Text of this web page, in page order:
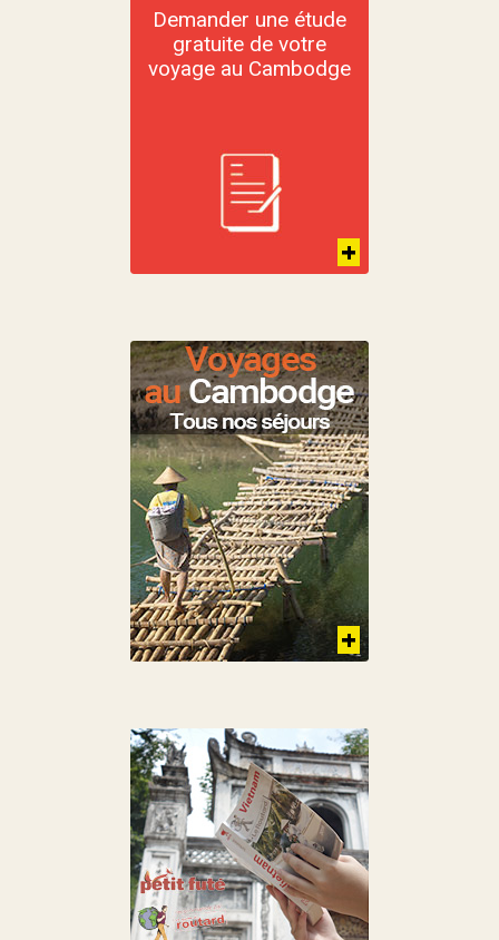
Demander une étude
gratuite de votre
voyage au Cambodge